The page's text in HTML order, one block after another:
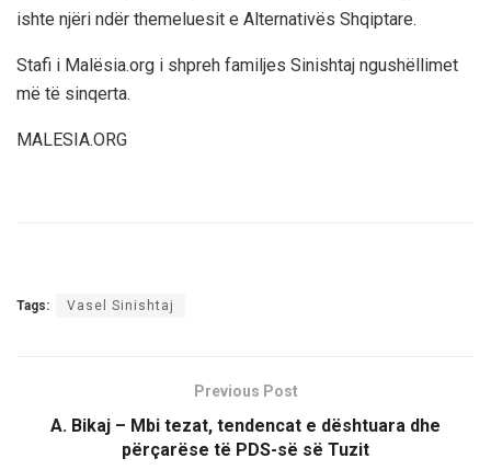
ishte njëri ndër themeluesit e Alternativës Shqiptare.
Stafi i Malësia.org i shpreh familjes Sinishtaj ngushëllimet
më të sinqerta.
MALESIA.ORG
Tags: Vasel Sinishtaj
Previous Post
A. Bikaj – Mbi tezat, tendencat e dështuara dhe
përçarëse të PDS-së së Tuzit